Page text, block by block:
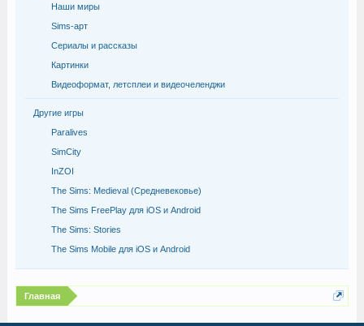
Наши миры
Sims-арт
Сериалы и рассказы
Картинки
Видеоформат, летсплеи и видеочеленджи
Другие игры
Paralives
SimCity
InZOI
The Sims: Medieval (Средневековье)
The Sims FreePlay для iOS и Android
The Sims: Stories
The Sims Mobile для iOS и Android
Главная